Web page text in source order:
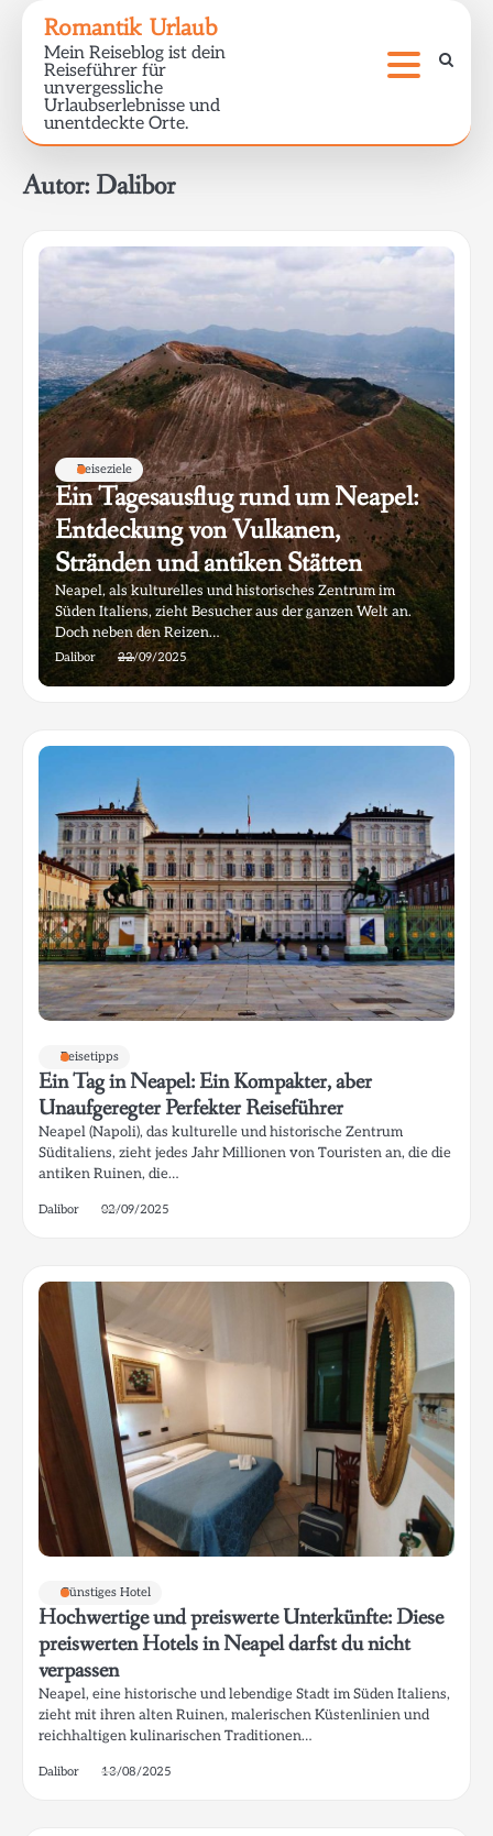
content
Romantik Urlaub
Mein Reiseblog ist dein
Reiseführer für
unvergessliche
Urlaubserlebnisse und
unentdeckte Orte.
Autor: Dalibor
Reiseziele
Ein Tagesausflug rund um Neapel:
Entdeckung von Vulkanen,
Stränden und antiken Stätten
Neapel, als kulturelles und historisches Zentrum im
Süden Italiens, zieht Besucher aus der ganzen Welt an.
Doch neben den Reizen…
Dalibor 22/09/2025
Reisetipps
Ein Tag in Neapel: Ein Kompakter, aber
Unaufgeregter Perfekter Reiseführer
Neapel (Napoli), das kulturelle und historische Zentrum
Süditaliens, zieht jedes Jahr Millionen von Touristen an, die die
antiken Ruinen, die…
Dalibor 02/09/2025
Günstiges Hotel
Hochwertige und preiswerte Unterkünfte: Diese
preiswerten Hotels in Neapel darfst du nicht
verpassen
Neapel, eine historische und lebendige Stadt im Süden Italiens,
zieht mit ihren alten Ruinen, malerischen Küstenlinien und
reichhaltigen kulinarischen Traditionen…
Dalibor 13/08/2025